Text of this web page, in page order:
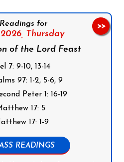
for
Thursday
of the Lord Feast
7: 9-10, 13-14
97: 1-2, 5-6, 9
Peter 1: 16-19
17: 5
17: 1-9
READINGS
>>